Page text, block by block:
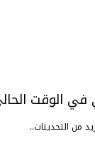
في الوقت
من التحديثات..